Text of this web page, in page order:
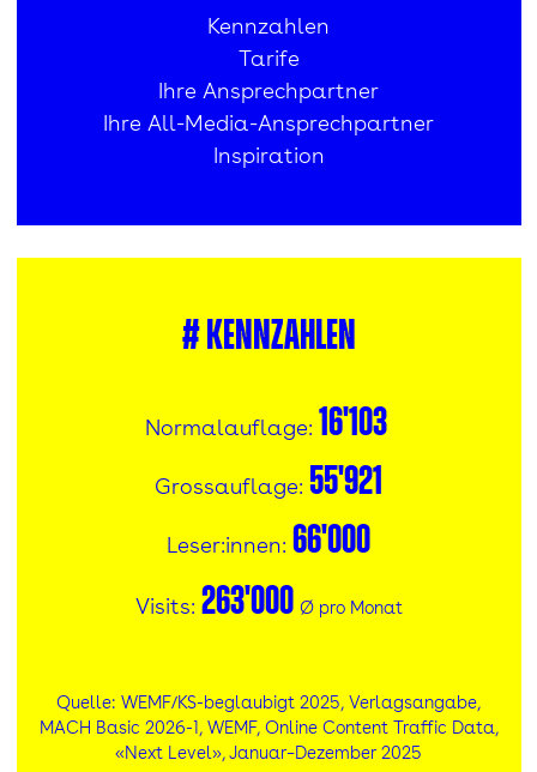
Kennzahlen
Tarife
Ihre Ansprechpartner
Ihre All-Media-Ansprechpartner
Inspiration
# Kennzahlen
Normalauflage: 16'103
Grossauflage: 55'921
Leser:innen: 66'000
Visits: 263'000 Ø pro Monat
Quelle: WEMF/KS-beglaubigt 2025, Verlagsangabe,
MACH Basic 2026-1, WEMF, Online Content Traffic Data,
«Next Level», Januar–Dezember 2025